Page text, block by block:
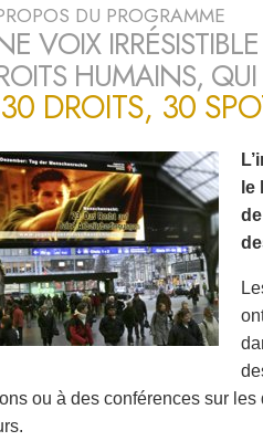
DU PROGRAMME
VOIX
HUMAINS,
DROITS, 30
le
ou à des conférences sur